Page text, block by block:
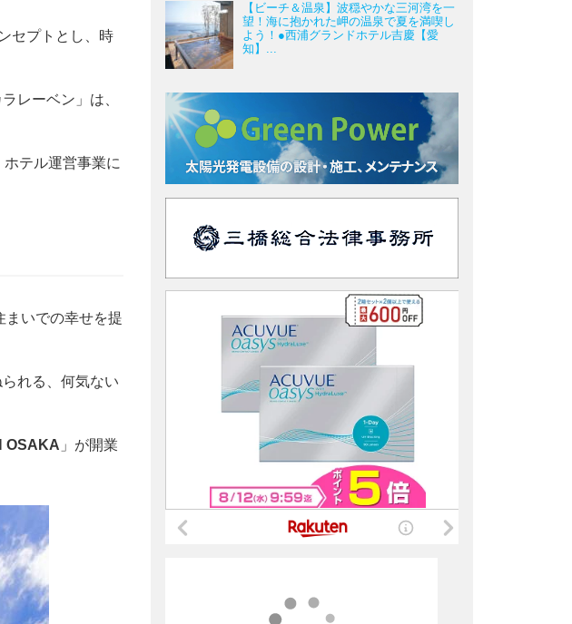
セプトとし、時
レーベン」は、
テル運営事業に
まいでの幸せを提
れる、何気ない
OSAKA 」が開業
【ビーチ＆温泉】波穏やかな三河湾を一
望！海に抱かれた岬の温泉で夏を満喫し
よう！●西浦グランドホテル吉慶【愛
知】...